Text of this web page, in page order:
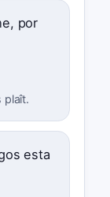
por
plaît.
esta